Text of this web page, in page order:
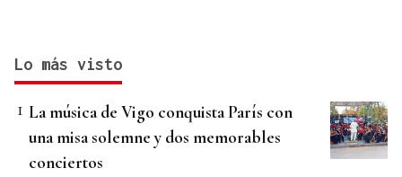
Lo más visto
La música de Vigo conquista París con
una misa solemne y dos memorables
conciertos